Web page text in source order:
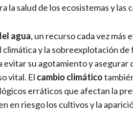
la salud de los ecosistemas y las
agua, un recurso cada vez más
y la sobreexplotación
evitar su agotamiento y
vital. El cambio climático
erráticos que afectan la
en riesgo los cultivos y la